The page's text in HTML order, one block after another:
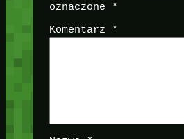
oznaczone
*
Komentarz *